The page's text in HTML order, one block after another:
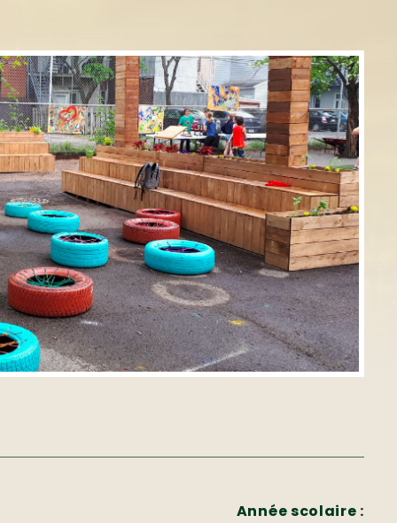
Année scolaire :